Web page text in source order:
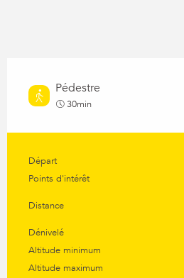
Pédestre
30min
Informations pratiques
Départ
Points d'intérêt
Distance
Dénivelé
Altitude minimum
Altitude maximum